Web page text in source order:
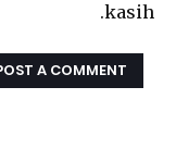
kasih.
A COMMENT